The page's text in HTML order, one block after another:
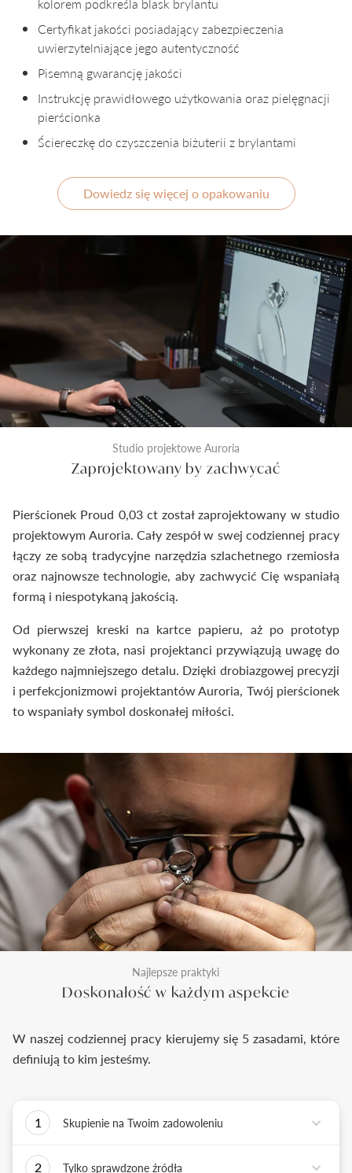
Certyfikat jakości posiadający zabezpieczenia
uwierzytelniające jego autentyczność
Pisemną gwarancję jakości
Instrukcję prawidłowego użytkowania oraz pielęgnacji
pierścionka
Ściereczkę do czyszczenia biżuterii z brylantami
Dowiedz się więcej o opakowaniu
Studio projektowe Auroria
Zaprojektowany by zachwycać
Pierścionek Proud 0,03 ct został zaprojektowany w studio
projektowym Auroria. Cały zespół w swej codziennej pracy
łączy ze sobą tradycyjne narzędzia szlachetnego rzemiosła
oraz najnowsze technologie, aby zachwycić Cię wspaniałą
formą i niespotykaną jakością.
Od pierwszej kreski na kartce papieru, aż po prototyp
wykonany ze złota, nasi projektanci przywiązują uwagę do
każdego najmniejszego detalu. Dzięki drobiazgowej precyzji
i perfekcjonizmowi projektantów Auroria, Twój pierścionek
to wspaniały symbol doskonałej miłości.
Najlepsze praktyki
Doskonałość w każdym aspekcie
W naszej codziennej pracy kierujemy się 5 zasadami, które
definiują to kim jesteśmy.
1
Skupienie na Twoim zadowoleniu
zadanie - dostarczyć Ci biżuterię i doświadczenie,
2 Tylko sprawdzone źródła